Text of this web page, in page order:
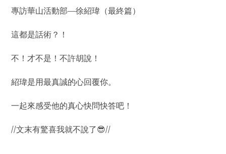
專訪華山活動部—徐紹瑋（最終篇）
這都是話術？！
不！才不是！不許胡說！
紹瑋是用最真誠的心回覆你。
一起來感受他的真心快問快答吧！
//文末有驚喜我就不說了😎//